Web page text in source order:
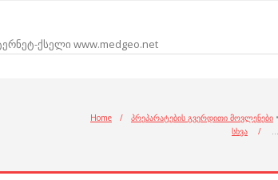
ქსელი www.medgeo.net
Home / პრეპარატების გვერდითი მოვლენები •
სხვა
/ …